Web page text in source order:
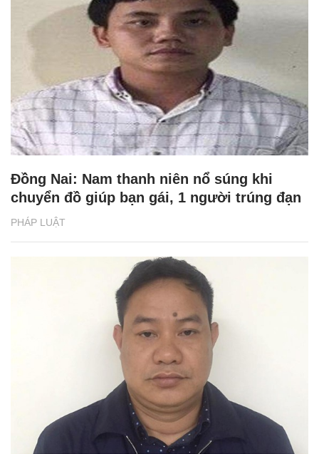
PHÁP LUẬT
Đồng Nai: Nam thanh niên nổ súng khi
chuyển đồ giúp bạn gái, 1 người trúng đạn